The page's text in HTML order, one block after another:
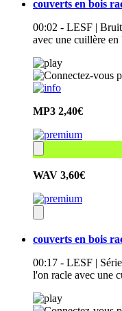
couverts en bois
00:02 - LESF |
avec une cuillère
MP3 2,40€
WAV 3,60€
couverts en bois
00:17 - LESF |
l'on racle avec une